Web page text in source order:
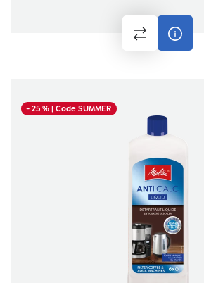
- 25 %| Code SUMMER